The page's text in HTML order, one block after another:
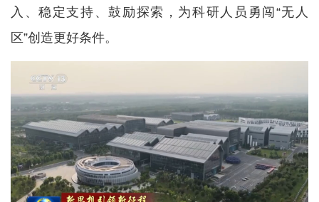
入、稳定支持、鼓励探索，为科研人员勇闯“无人
区”创造更好条件。